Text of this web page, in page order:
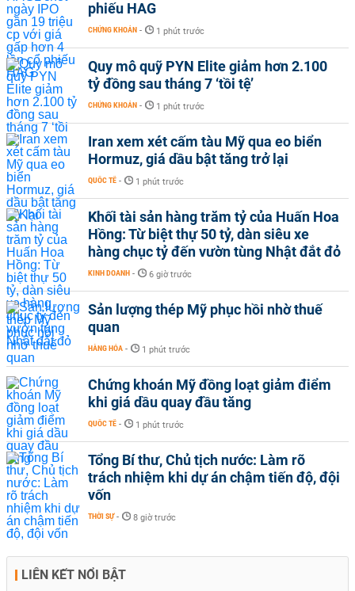
phiếu HAG
CHỨNG KHOÁN - 1 phút trước
Quy mô quỹ PYN Elite giảm hơn 2.100
tỷ đồng sau tháng 7 ‘tồi tệ’
CHỨNG KHOÁN - 1 phút trước
Iran xem xét cấm tàu Mỹ qua eo biển
Hormuz, giá dầu bật tăng trở lại
QUỐC TẾ - 1 phút trước
Khối tài sản hàng trăm tỷ của Huấn Hoa
Hồng: Từ biệt thự 50 tỷ, dàn siêu xe
hàng chục tỷ đến vườn tùng Nhật đắt đỏ
KINH DOANH - 6 giờ trước
Sản lượng thép Mỹ phục hồi nhờ thuế
quan
HÀNG HÓA - 1 phút trước
Chứng khoán Mỹ đồng loạt giảm điểm
khi giá dầu quay đầu tăng
QUỐC TẾ - 1 phút trước
Tổng Bí thư, Chủ tịch nước: Làm rõ
trách nhiệm khi dự án chậm tiến độ, đội
vốn
THỜI SỰ - 8 giờ trước
LIÊN KẾT NỔI BẬT